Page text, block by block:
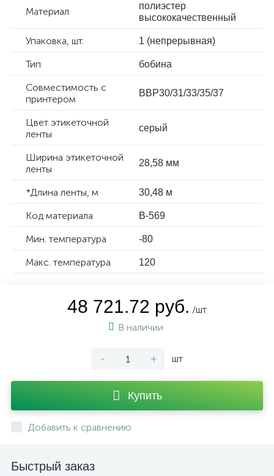
Материал
полиэстер
высококачественный
Упаковка, шт. 1 (непрерывная)
Тип бобина
Совместимость с
принтером
BBP30/31/33/35/37
Цвет этикеточной
ленты
серый
Ширина этикеточной
ленты
28,58 мм
*Длина ленты, м 30,48 м
Код материала B-569
Мин. температура -80
Макс. температура 120
48 721.72 руб. /шт
В наличии
- + шт
Купить
Добавить к сравнению
Быстрый заказ